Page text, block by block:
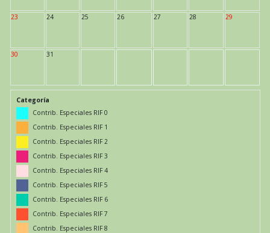
23 24 25 26 27 28 29
30 31
Categoría
Contrib. Especiales RIF 0
Contrib. Especiales RIF 1
Contrib. Especiales RIF 2
Contrib. Especiales RIF 3
Contrib. Especiales RIF 4
Contrib. Especiales RIF 5
Contrib. Especiales RIF 6
Contrib. Especiales RIF 7
Contrib. Especiales RIF 8